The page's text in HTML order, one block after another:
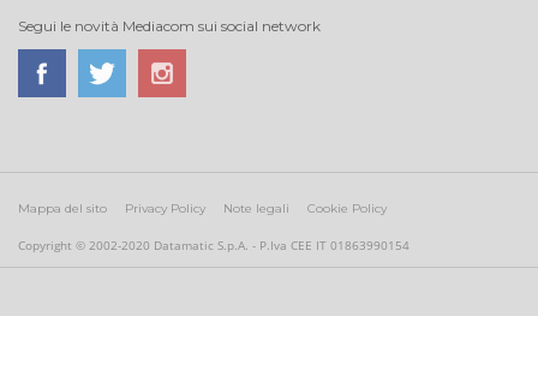
Segui le novità Mediacom sui social network
Mappa del sito Privacy Policy Note legali Cookie Policy
Copyright © 2002-2020 Datamatic S.p.A. - P.Iva CEE IT 01863990154